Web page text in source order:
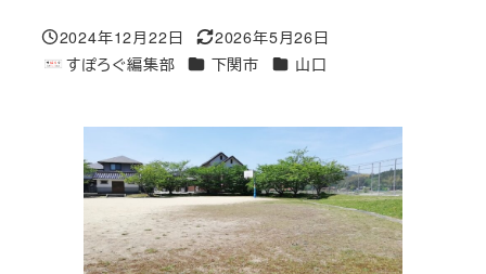
投稿日
2024年12月22日
更新日
2026年5月26日
著
すぽろぐ編集部 エリア下関市 エリア山口